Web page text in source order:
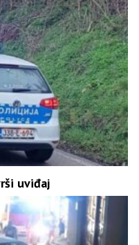
uviđaj